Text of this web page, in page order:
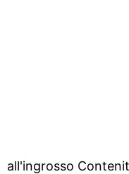
all'ingrosso